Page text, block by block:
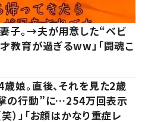
子。→夫が用意した“ベビ
教育が過ぎるww」「闘魂こ
娘。直後、それを見た2歳
の行動”に…254万回表示
）」「お顔はかなり重症レ